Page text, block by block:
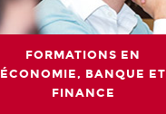
FORMATIONS EN
ÉCONOMIE, BANQUE ET
FINANCE